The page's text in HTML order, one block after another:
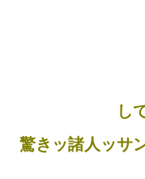
し
驚きッ諸人ッサ